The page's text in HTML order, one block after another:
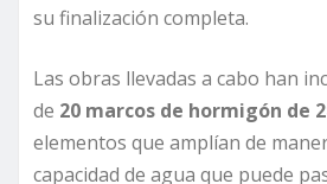
su finalización completa.
Las obras llevadas a cabo han
de 20 marcos de hormigón de
elementos que amplían de
capacidad de agua que puede